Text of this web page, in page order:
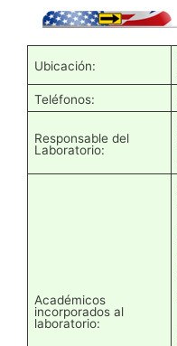
Ubicación:
Teléfonos:
Responsable del
Laboratorio:
Académicos
incorporados al
laboratorio: